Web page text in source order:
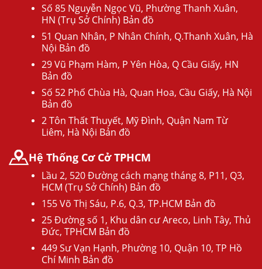
Số 85 Nguyễn Ngọc Vũ, Phường Thanh Xuân,
HN (Trụ Sở Chính) Bản đồ
51 Quan Nhân, P Nhân Chính, Q.Thanh Xuân, Hà
Nội Bản đồ
29 Vũ Phạm Hàm, P Yên Hòa, Q Cầu Giấy, HN
Bản đồ
Số 52 Phố Chùa Hà, Quan Hoa, Cầu Giấy, Hà Nội
Bản đồ
2 Tôn Thất Thuyết, Mỹ Đình, Quận Nam Từ
Liêm, Hà Nội Bản đồ
Hệ Thống Cơ Cở TPHCM
Lầu 2, 520 Đường cách mạng tháng 8, P11, Q3,
HCM (Trụ Sở Chính) Bản đồ
155 Võ Thị Sáu, P.6, Q.3, TP.HCM Bản đồ
25 Đường số 1, Khu dân cư Areco, Linh Tây, Thủ
Đức, TPHCM Bản đồ
449 Sư Vạn Hạnh, Phường 10, Quận 10, TP Hồ
Chí Minh Bản đồ